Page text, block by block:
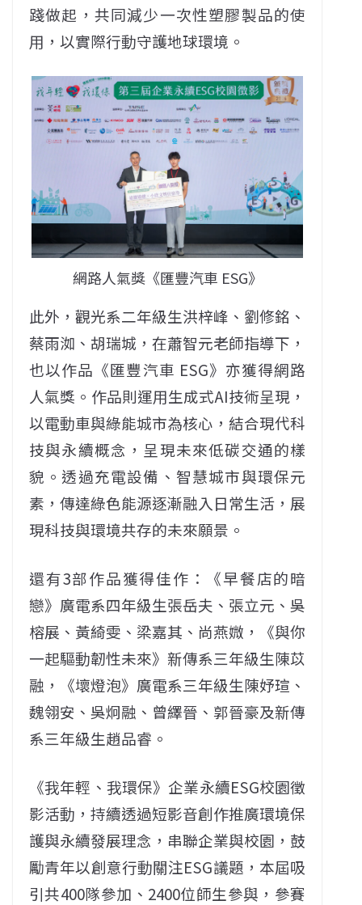
踐做起，共同減少一次性塑膠製品的使
用，以實際行動守護地球環境。
網路人氣獎《匯豐汽車 ESG》
此外，觀光系二年級生洪梓峰、劉修銘、
蔡雨洳、胡瑞城，在蕭智元老師指導下，
也以作品《匯豐汽車 ESG》亦獲得網路
人氣獎。作品則運用生成式AI技術呈現，
以電動車與綠能城市為核心，結合現代科
技與永續概念，呈現未來低碳交通的樣
貌。透過充電設備、智慧城市與環保元
素，傳達綠色能源逐漸融入日常生活，展
現科技與環境共存的未來願景。
還有3部作品獲得佳作：《早餐店的暗
戀》廣電系四年級生張岳夫、張立元、吳
榕展、黃綺雯、梁嘉其、尚燕媺，《與你
一起驅動韌性未來》新傳系三年級生陳苡
融，《壞燈泡》廣電系三年級生陳妤瑄、
魏翎安、吳炯融、曾繹晉、郭晉豪及新傳
系三年級生趙品睿。
《我年輕、我環保》企業永續ESG校園徵
影活動，持續透過短影音創作推廣環境保
護與永續發展理念，串聯企業與校園，鼓
勵青年以創意行動關注ESG議題，本屆吸
引共400隊參加、2400位師生參與，參賽